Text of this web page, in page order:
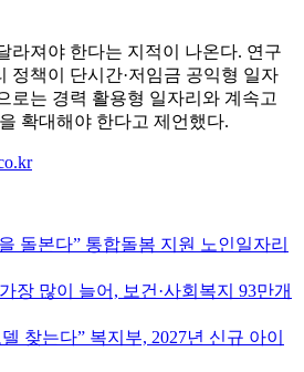
라져야 한다는 지적이 나온다. 연구
정책이 단시간·저임금 공익형 일자
로는 경력 활용형 일자리와 계속고
확대해야 한다고 제언했다.
돌본다” 통합돌봄 지원 노인일자리
장 많이 늘어, 보건·사회복지 93만개
찾는다” 복지부, 2027년 신규 아이